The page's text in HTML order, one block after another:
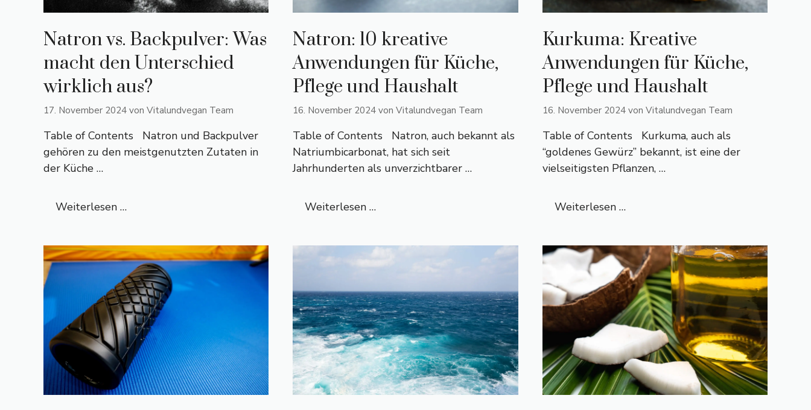
Natron vs. Backpulver: Was
macht den Unterschied
wirklich aus?
17. November 2024 von Vitalundvegan Team
Table of Contents Natron und Backpulver
gehören zu den meistgenutzten Zutaten in
der Küche …
Weiterlesen …
Natron: 10 kreative
Anwendungen für Küche,
Pflege und Haushalt
16. November 2024 vonVitalundvegan Team
Table of Contents Natron, auch bekannt als
Natriumbicarbonat, hat sich seit
Jahrhunderten als unverzichtbarer …
Weiterlesen …
Kurkuma: Kreative
Anwendungen für Küche,
Pflege und Haushalt
16. November 2024 von Vitalundvegan Team
Table of Contents Kurkuma, auch als
“goldenes Gewürz” bekannt, ist eine der
vielseitigsten Pflanzen, …
Weiterlesen …